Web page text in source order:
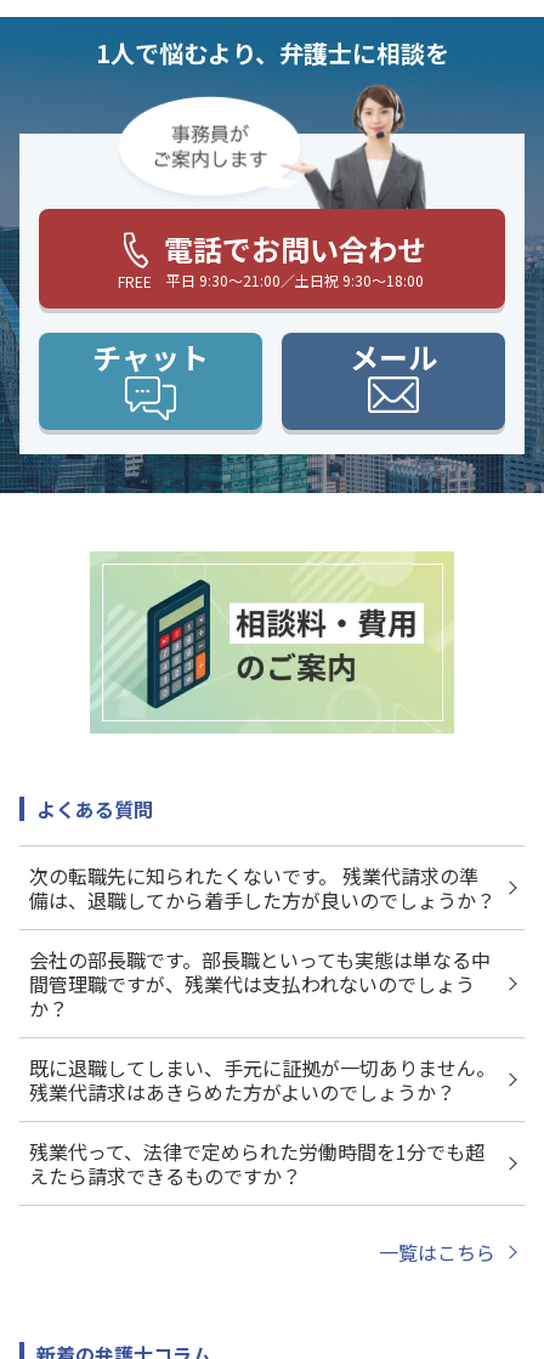
1人で悩むより、弁護士に相談を
FREE
電話でお問い合わせ
平日 9:30〜21:00／土日祝 9:30〜18:00
チャット メール
よくある質問
次の転職先に知られたくないです。 残業代請求の準
備は、退職してから着手した方が良いのでしょうか？
会社の部長職です。部長職といっても実態は単なる中
間管理職ですが、残業代は支払われないのでしょう
か？
既に退職してしまい、手元に証拠が一切ありません。
残業代請求はあきらめた方がよいのでしょうか？
残業代って、法律で定められた労働時間を1分でも超
えたら請求できるものですか？
一覧はこちら